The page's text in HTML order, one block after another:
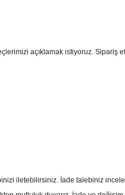
açıklamak istiyoruz.
iletebilirsiniz. İade talebiniz